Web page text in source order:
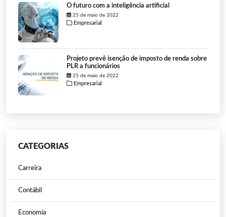
O futuro com a inteligência artificial
25 de maio de 2022
Empresarial
Projeto prevê isenção de imposto de renda sobre
PLR a funcionários
25 de maio de 2022
Empresarial
CATEGORIAS
Carreira
Contábil
Economia